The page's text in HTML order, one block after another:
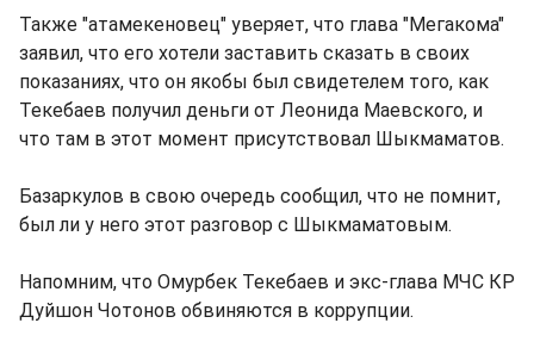
Также "атамекеновец" уверяет, что глава "Мегакома"
заявил, что его хотели заставить сказать в своих
показаниях, что он якобы был свидетелем того, как
Текебаев получил деньги от Леонида Маевского, и
что там в этот момент присутствовал Шыкмаматов.
Базаркулов в свою очередь сообщил, что не помнит,
был ли у него этот разговор с Шыкмаматовым.
Напомним, что Омурбек Текебаев и экс-глава МЧС КР
Дуйшон Чотонов обвиняются в коррупции.